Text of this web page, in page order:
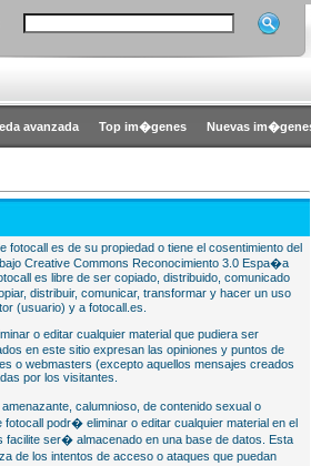
avanzada Top im�genes Nuevas
es de su propiedad o tiene el cosentimiento del
Creative Commons Reconocimiento 3.0 Espa�a
es libre de ser copiado, distribuido, comunicado
distribuir, comunicar, transformar y hacer un uso
(usuario) y a fotocall.es.
o editar cualquier material que pudiera ser
en este sitio expresan las opiniones y puntos de
o webmasters (excepto aquellos mensajes creados
por los visitantes.
calumnioso, de contenido sexual o
podr� eliminar o editar cualquier material en el
facilite ser� almacenado en una base de datos. Esta
de los intentos de acceso o ataques que puedan